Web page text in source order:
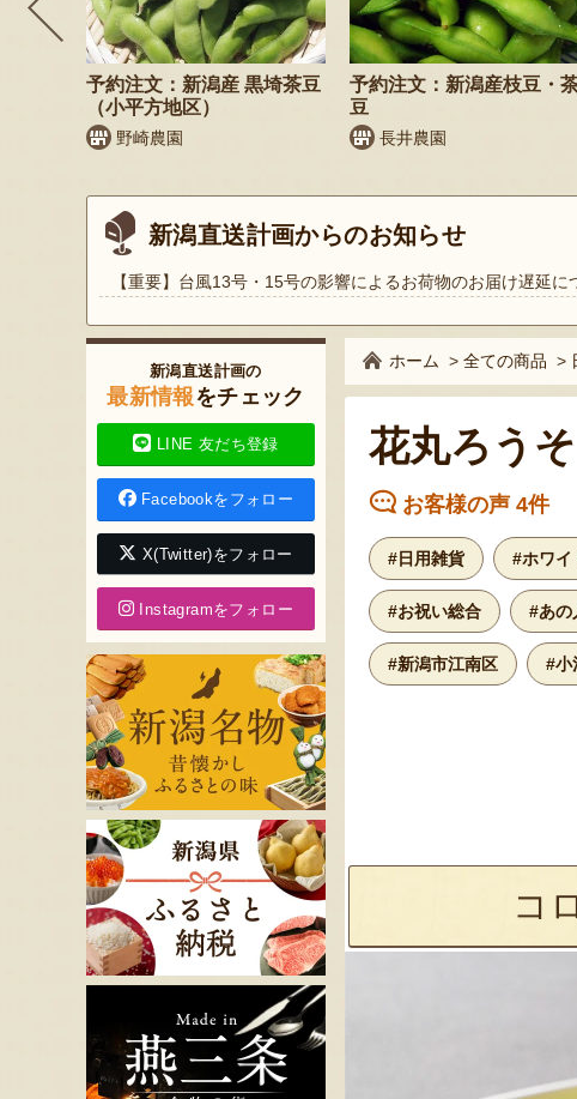
予約注文：新潟産 黒埼茶豆
（小平方地区）
野崎農園
予約注文：新潟産枝豆・
豆
長井農園
新潟直送計画からのお知らせ
【重要】台風13号・15号の影響によるお荷物のお届け遅延に
ホーム > 全ての商品 >
花丸ろうそ
お客様の声 4件
#日用雑貨 #ホワイ
#お祝い総合 #あの
#新潟市江南区 #小
コ
新潟直送計画の
最新情報をチェック
LINE 友だち登録
Facebookをフォロー
X(Twitter)をフォロー
Instagramをフォロー